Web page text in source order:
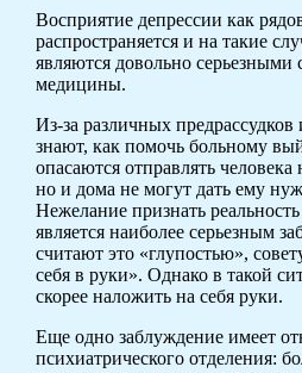
Восприятие депрессии как
распространяется и на такие
являются довольно серьезными
медицины.
Из-за различных
знают, как помочь больному
опасаются отправлять
но и дома не могут дать ему
Нежелание признать
является наиболее серьезным
считают это «глупостью»,
себя в руки». Однако в такой
скорее наложить на себя руки.
Еще одно заблуждение имеет
психиатрического отделения: